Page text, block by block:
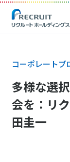
コーポレートブ
多様な選
会を：リ
田圭一